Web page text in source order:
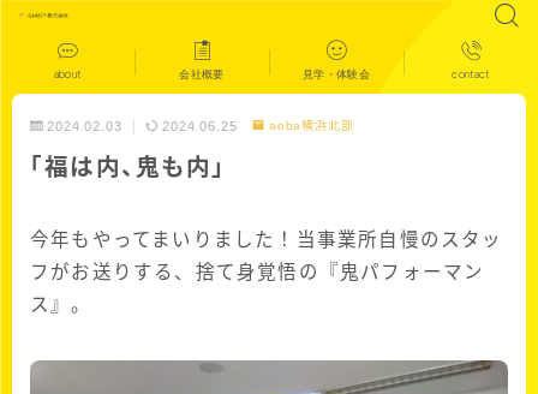
about 会社概要 見学・体験会 contact
2024.02.03 2024.06.25 aoba横浜北部
「福は内、鬼も内」
今年もやってまいりました！当事業所自慢のスタッ
フがお送りする、捨て身覚悟の『鬼パフォーマン
ス』。